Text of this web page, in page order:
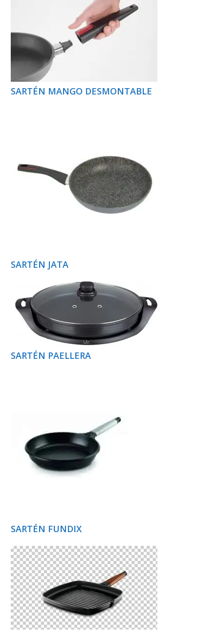
SARTÉN MANGO DESMONTABLE
SARTÉN JATA
SARTÉN PAELLERA
SARTÉN FUNDIX